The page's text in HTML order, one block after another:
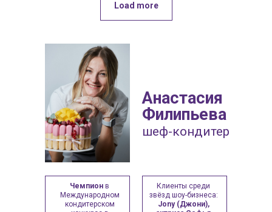
Load more
шеф-кондитер
Анастасия
Филипьева
Клиенты среди
звёзд шоу-бизнеса:
Jony (Джони),
Чемпион в
Международном
кондитерском